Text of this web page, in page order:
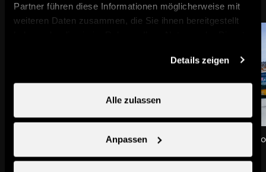
Partner führen diese Informationen möglicherweise mit
weiteren Daten zusammen, die Sie ihnen bereitgestellt
Details zeigen
Alle zulassen
Anpassen
Shuttlebus Nr. 1 - Chaèdo-
Gondelbahn Tracouet
Shuttlebus Nr. 2 -